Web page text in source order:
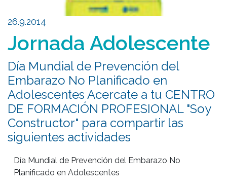
26.9.2014
Jornada Adolescente
Día Mundial de Prevención del
Embarazo No Planificado en
Adolescentes Acercate a tu CENTRO
DE FORMACIÓN PROFESIONAL "Soy
Constructor" para compartir las
siguientes actividades
Día Mundial de Prevención del Embarazo No
Planificado en Adolescentes